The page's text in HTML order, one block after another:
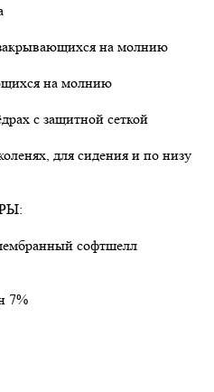
на молнию
на молнию
с защитной сеткой
для сидения и по низу
софтшелл
7%